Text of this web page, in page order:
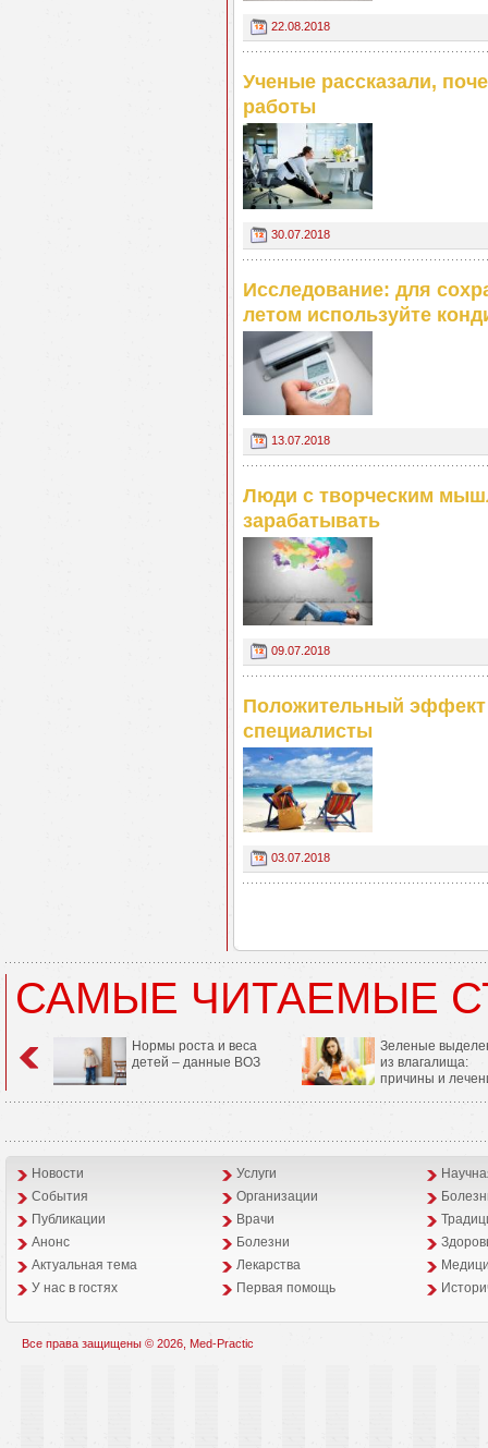
22.08.2018
Ученые рассказали,
работы
30.07.2018
Исследование: для
летом используйте
13.07.2018
Люди с творческим
зарабатывать
09.07.2018
Положительный эффект
специалисты
03.07.2018
САМЫЕ ЧИТАЕМЫЕ
Нормы роста и веса
детей – данные ВОЗ
Зеленые
из влагалища:
причины и
Новости Услуги
События
Организации
Публикации
Врачи
Анонс
Болезни
Aктуальная тема
Лекарства
У нас в гостях
Первая помощь
Все права защищены © 2026, Med-Practic